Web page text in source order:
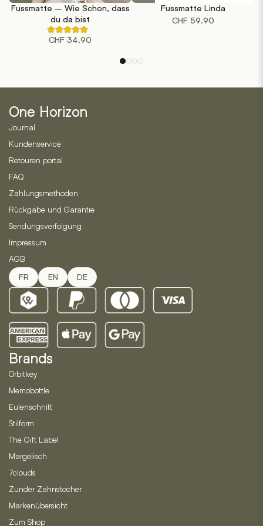
Fussmatte – Wie Schön, dass
du da bist
Rated
4.50
2
ratings
CHF 34.90
weist
mehrere
können
Fussmatte Linda
CHF59.90
One Horizon
Journal
Kundenservice
Retouren portal
FAQ
Zahlungsmethoden
Rückgabe und Garantie
Sendungsverfolgung
Impressum
AGB
FR EN DE
Brands
Orbitkey
Memobottle
Eulenschnitt
Stilform
The Gift Label
Margelisch
7clouds
Zunder Zahnstocher
Markenübersicht
Zum Shop